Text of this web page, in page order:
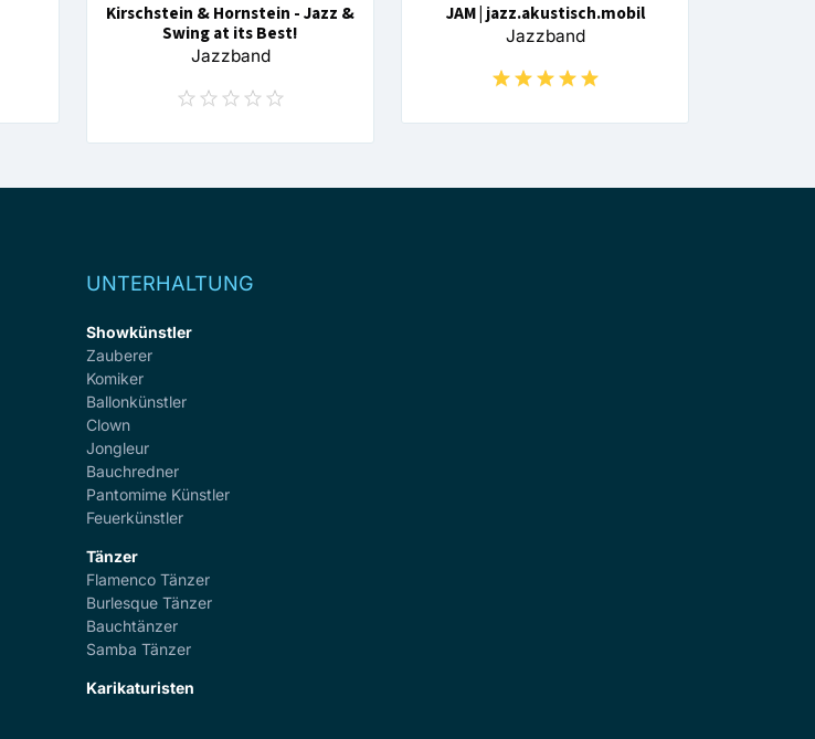
Kirschstein & Hornstein - Jazz &
Swing at its Best!
Jazzband
JAM | jazz.akustisch.mobil
Jazzband
UNTERHALTUNG
Showkünstler
Zauberer
Komiker
Ballonkünstler
Clown
Jongleur
Bauchredner
Pantomime Künstler
Feuerkünstler
Tänzer
Flamenco Tänzer
Burlesque Tänzer
Bauchtänzer
Samba Tänzer
Karikaturisten